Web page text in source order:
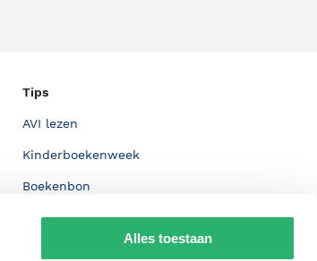
Alles toestaan
Tips
AVI lezen
Kinderboekenweek
Boekenbon
De Nationale Voorleesdagen